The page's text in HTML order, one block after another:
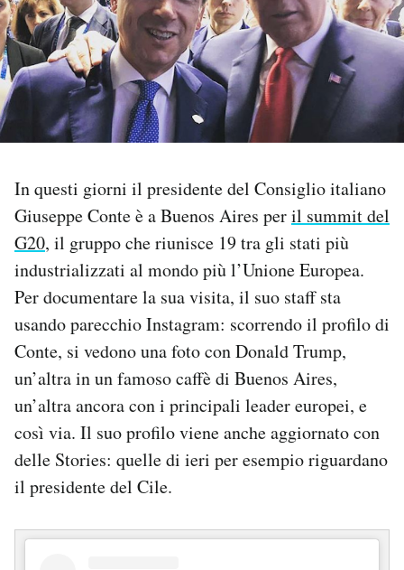
PODCAST
NEWSLETTER
SHOP
CALENDARIO
AREA PERSONALE
Area Personale
Regala il Post
Hai bisogno di aiuto?
Esci
In questi giorni il presidente del Consiglio italiano
Giuseppe Conte è a Buenos Aires peril summit del
G20, il gruppo che riunisce 19 tra gli stati più
industrializzati al mondo più l’Unione Europea.
Per documentare la sua visita, il suo staff sta
usando parecchio Instagram: scorrendo il profilo di
Conte, si vedono una foto con Donald Trump,
un’altra in un famoso caffè di Buenos Aires,
un’altra ancora con i principali leader europei, e
così via. Il suo profilo viene anche aggiornato con
delle Stories: quelle di ieri per esempio riguardano
il presidente del Cile.